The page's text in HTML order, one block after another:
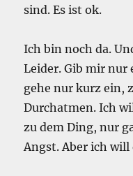
sind. Es ist ok.
Ich bin noch da.
Leider. Gib mir
gehe nur kurz ein,
Durchatmen. Ich
zu dem Ding, nur
Angst. Aber ich will